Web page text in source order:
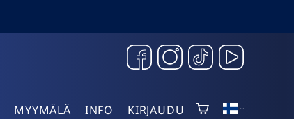
MYYMÄLÄ INFO KIRJAUDU